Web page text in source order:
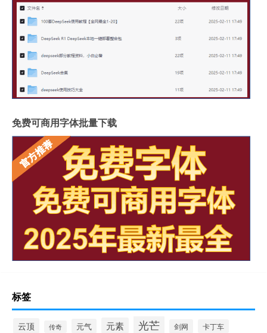
免费可商用字体批量下载
标签
云顶 传奇 元气 元素 光芒 剑网 卡丁车